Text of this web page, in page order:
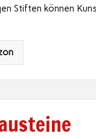
Stiften können